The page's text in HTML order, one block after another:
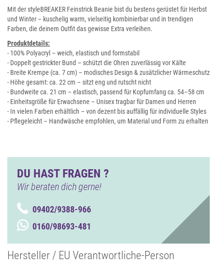
Mit der styleBREAKER Feinstrick Beanie bist du bestens gerüstet für Herbst
und Winter – kuschelig warm, vielseitig kombinierbar und in trendigen
Farben, die deinem Outfit das gewisse Extra verleihen.
Produktdetails:
- 100% Polyacryl – weich, elastisch und formstabil
- Doppelt gestrickter Bund – schützt die Ohren zuverlässig vor Kälte
- Breite Krempe (ca. 7 cm) – modisches Design & zusätzlicher Wärmeschutz
- Höhe gesamt: ca. 22 cm – sitzt eng und rutscht nicht
- Bundweite ca. 21 cm – elastisch, passend für Kopfumfang ca. 54–58 cm
- Einheitsgröße für Erwachsene – Unisex tragbar für Damen und Herren
- In vielen Farben erhältlich – von dezent bis auffällig für individuelle Styles
- Pflegeleicht – Handwäsche empfohlen, um Material und Form zu erhalten
DU HAST FRAGEN ?
Wir beraten dich gerne!
09402/9388-966
0160/98693-481
Hersteller / EU Verantwortliche-Person